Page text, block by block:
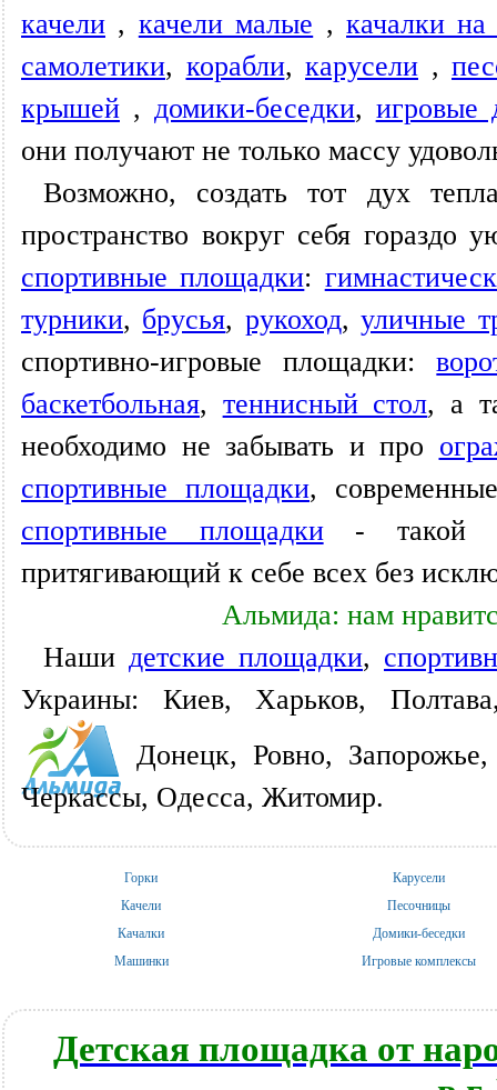
качели , качели малые ,качалки
самолетики, корабли, карусели ,
крышей , домики-беседки, игровые
они получают не только массу
Возможно, создать тот дух
пространство вокруг себя гораздо
спортивные площадки:
турники, брусья, рукоход,уличные
спортивно-игровые площадки:
баскетбольная, теннисный стол, а
необходимо не забывать и про
спортивные площадки,
спортивные площадки- такой
притягивающий к себе всех без
Альмида: нам
Наши детские площадки,
Украины: Киев, Харьков,
Донецк, Ровно,
Черкассы, Одесса, Житомир.
Горки
Качели
Качалки
Машинки
Карусели
Песочницы
Домики-беседки
Игровые комплексы
Детская площадка от